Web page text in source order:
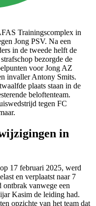
Trainingscomplex in
Jong PSV. Na een
in de tweede helft de
bezorgde de
voor Jong AZ
invaller Antony Smits.
plaats staan in de
beloftenteam.
tegen FC
in
17 februari 2025, werd
en verplaatst naar 7
vanwege een
Kasim de leiding had.
opzichte van het team dat